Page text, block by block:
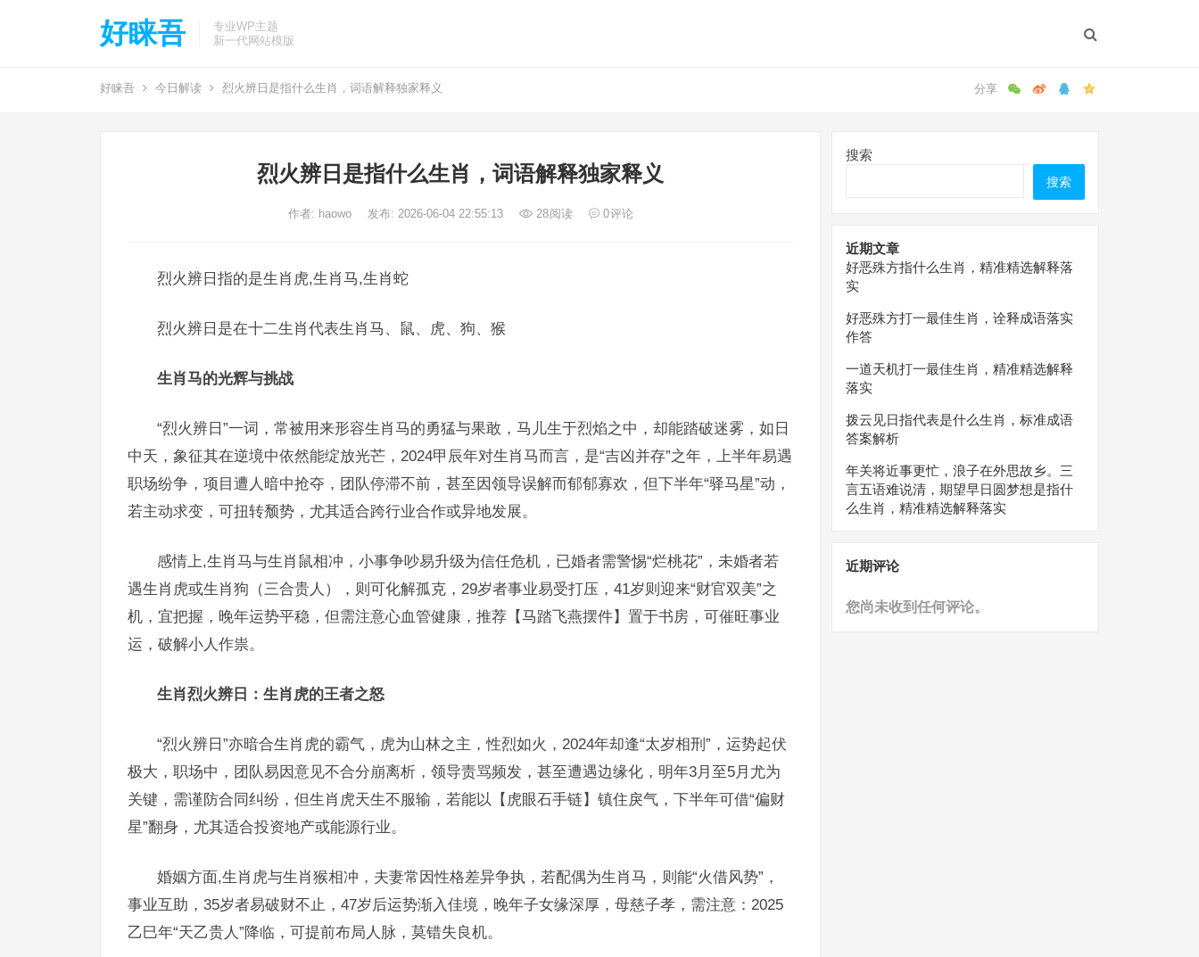
好睐吾
专业WP主题
新一代网站模版
好睐吾 今日解读 烈火辨日是指什么生肖，词语解释独家释义
烈火辨日是指什么生肖，词语解释独家释义
作者: haowo 发布: 2026-06-04 22:55:13 28阅读 0评论
烈火辨日指的是生肖虎,生肖马,生肖蛇
烈火辨日是在十二生肖代表生肖马、鼠、虎、狗、猴
生肖马的光辉与挑战
“烈火辨日”一词，常被用来形容生肖马的勇猛与果敢，马儿生于烈焰之中，却能踏破迷雾，如日
中天，象征其在逆境中依然能绽放光芒，2024甲辰年对生肖马而言，是“吉凶并存”之年，上半年易遇
职场纷争，项目遭人暗中抢夺，团队停滞不前，甚至因领导误解而郁郁寡欢，但下半年“驿马星”动，
若主动求变，可扭转颓势，尤其适合跨行业合作或异地发展。
感情上,生肖马与生肖鼠相冲，小事争吵易升级为信任危机，已婚者需警惕“烂桃花”，未婚者若
遇生肖虎或生肖狗（三合贵人），则可化解孤克，29岁者事业易受打压，41岁则迎来“财官双美”之
机，宜把握，晚年运势平稳，但需注意心血管健康，推荐【马踏飞燕摆件】置于书房，可催旺事业
运，破解小人作祟。
生肖烈火辨日：生肖虎的王者之怒
“烈火辨日”亦暗合生肖虎的霸气，虎为山林之主，性烈如火，2024年却逢“太岁相刑”，运势起伏
极大，职场中，团队易因意见不合分崩离析，领导责骂频发，甚至遭遇边缘化，明年3月至5月尤为
关键，需谨防合同纠纷，但生肖虎天生不服输，若能以【虎眼石手链】镇住戾气，下半年可借“偏财
星”翻身，尤其适合投资地产或能源行业。
婚姻方面,生肖虎与生肖猴相冲，夫妻常因性格差异争执，若配偶为生肖马，则能“火借风势”，
事业互助，35岁者易破财不止，47岁后运势渐入佳境，晚年子女缘深厚，母慈子孝，需注意：2025
乙巳年“天乙贵人”降临，可提前布局人脉，莫错失良机。
搜索
搜索
近期文章
好恶殊方指什么生肖，精准精选解释落
实
好恶殊方打一最佳生肖，诠释成语落实
作答
一道天机打一最佳生肖，精准精选解释
落实
拨云见日指代表是什么生肖，标准成语
答案解析
年关将近事更忙，浪子在外思故乡。三
言五语难说清，期望早日圆梦想是指什
么生肖，精准精选解释落实
近期评论
您尚未收到任何评论。